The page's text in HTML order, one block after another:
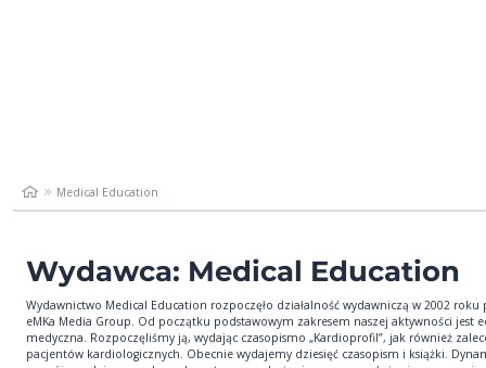
Medical Education
Wydawca: Medical Education
Wydawnictwo Medical Education rozpoczęło działalność wydawniczą w 2002 roku
eMKa Media Group. Od początku podstawowym zakresem naszej aktywności jest
medyczna. Rozpoczęliśmy ją, wydając czasopismo „Kardioprofil”, jak również
pacjentów kardiologicznych. Obecnie wydajemy dziesięć czasopism i książki.